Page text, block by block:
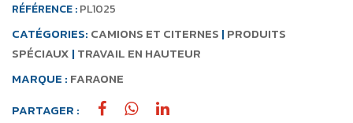
RÉFÉRENCE :PL1025
CATÉGORIES: CAMIONS ET CITERNES | PRODUITS
SPÉCIAUX | TRAVAIL EN HAUTEUR
MARQUE : FARAONE
PARTAGER :